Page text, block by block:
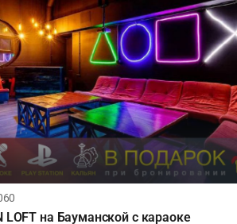
LOFT на Бауманской с караоке